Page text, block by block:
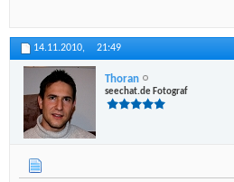
14.11.2010, 21:49
Thoran
seechat.de Fotograf